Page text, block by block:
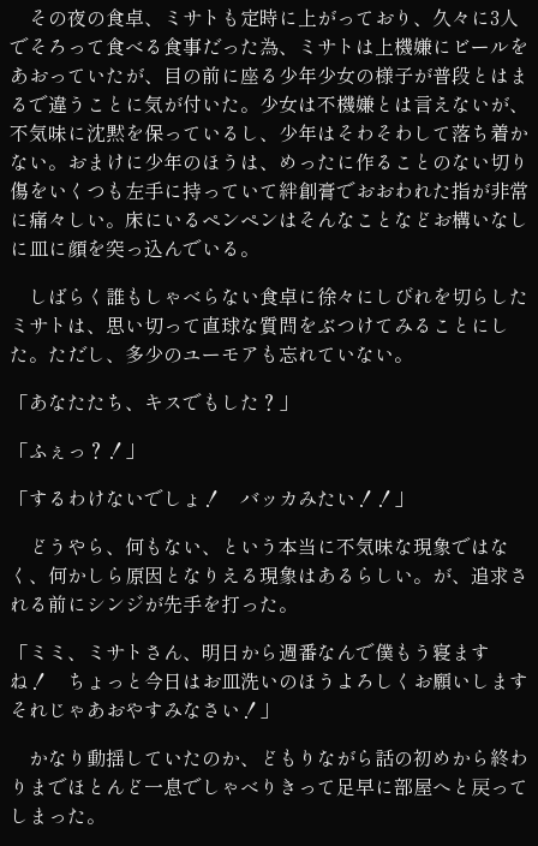
その夜の食卓、ミサトも定時に上がっており、久々に3人
でそろって食べる食事だった為、ミサトは上機嫌にビールを
あおっていたが、目の前に座る少年少女の様子が普段とはま
るで違うことに気が付いた。少女は不機嫌とは言えないが、
不気味に沈黙を保っているし、少年はそわそわして落ち着か
ない。おまけに少年のほうは、めったに作ることのない切り
傷をいくつも左手に持っていて絆創膏でおおわれた指が非常
に痛々しい。床にいるペンペンはそんなことなどお構いなし
に皿に顔を突っ込んでいる。
しばらく誰もしゃべらない食卓に徐々にしびれを切らした
ミサトは、思い切って直球な質問をぶつけてみることにし
た。ただし、多少のユーモアも忘れていない。
「あなたたち、キスでもした？」
「ふぇっ？！」
「するわけないでしょ！ バッカみたい！！」
どうやら、何もない、という本当に不気味な現象ではな
く、何かしら原因となりえる現象はあるらしい。が、追求さ
れる前にシンジが先手を打った。
「ミミ、ミサトさん、明日から週番なんで僕もう寝ます
ね！ ちょっと今日はお皿洗いのほうよろしくお願いします
それじゃあおやすみなさい！」
かなり動揺していたのか、どもりながら話の初めから終わ
りまでほとんど一息でしゃべりきって足早に部屋へと戻って
しまった。